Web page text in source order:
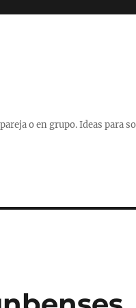
o en grupo. Ideas para